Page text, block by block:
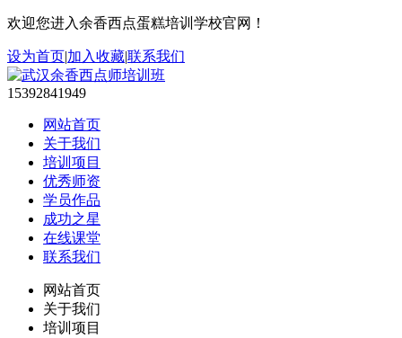
欢迎您进入余香西点蛋糕培训学校官网！
设为首页|加入收藏|联系我们
15392841949
网站首页
关于我们
培训项目
优秀师资
学员作品
成功之星
在线课堂
联系我们
网站首页
关于我们
培训项目